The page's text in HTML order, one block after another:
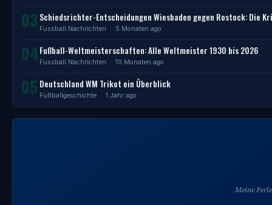
03 Schiedsrichter-Entscheidungen Wiesbaden gegen Rostock: Die
Fussball Nachrichten · 5 Monaten ago
04 Fußball-Weltmeisterschaften: Alle Weltmeister 1930 bis 2026
Fussball Nachrichten · 10 Monaten ago
05 Deutschland WM Trikot ein Überblick
Fußballgeschichte · 1 Jahr ago
Meine